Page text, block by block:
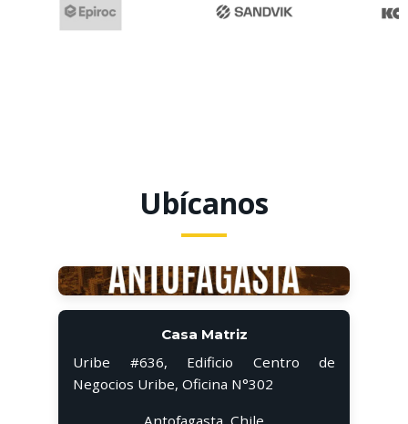
Ubícanos
Casa Matriz
Uribe #636, Edificio Centro de
Negocios Uribe, Oficina N°302